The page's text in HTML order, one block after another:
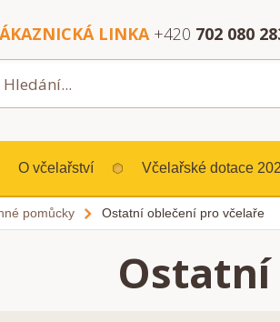
LINKA +420 702 080
O včelařství Včelařské dotace
pomůcky Ostatní oblečení pro včelaře